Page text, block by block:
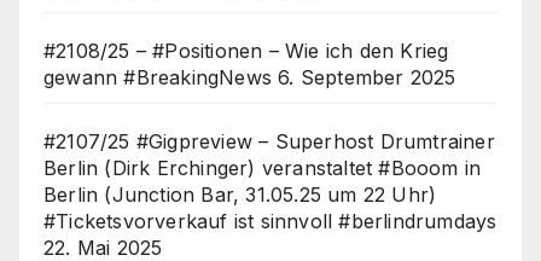
#2108/25 – #Positionen – Wie ich den Krieg
gewann #BreakingNews 6. September 2025
#2107/25 #Gigpreview – Superhost Drumtrainer
Berlin (Dirk Erchinger) veranstaltet #Booom in
Berlin (Junction Bar, 31.05.25 um 22 Uhr)
#Ticketsvorverkauf ist sinnvoll #berlindrumdays
22. Mai 2025